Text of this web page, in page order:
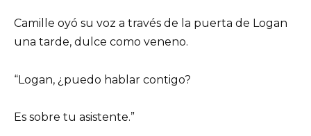
Camille oyó su voz a través de la puerta de Logan
una tarde, dulce como veneno.
“Logan, ¿puedo hablar contigo?
Es sobre tu asistente.”